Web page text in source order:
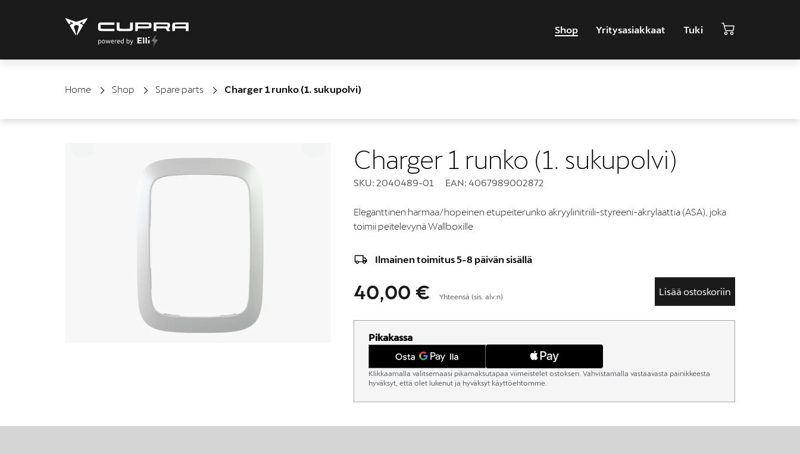
Shop Yritysasiakkaat Tuki
Home Shop Spare parts Charger 1 runko (1. sukupolvi)
Charger 1 runko (1. sukupolvi)
SKU: 2040489-01 EAN: 4067989002872
Eleganttinen harmaa/hopeinen etupeiterunko akryylinitriili-styreeni-akrylaattia (ASA), joka
toimii peitelevynä Wallboxille
Ilmainen toimitus 5-8 päivän sisällä
40,00 € Yhteensä (sis. alv:n) Lisää ostoskoriin
Pikakassa
Klikkaamalla valitsemaasi pikamaksutapaa viimeistelet ostoksen. Vahvistamalla vastaavasta painikkeesta
hyväksyt, että olet lukenut ja hyväksyt käyttöehtomme.